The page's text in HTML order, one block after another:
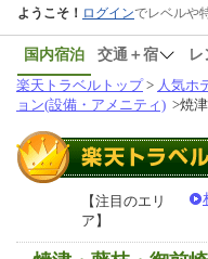
国内宿泊 交通＋宿 レ
楽天トラベルトップ> 人気ホ
ョン(設備・アメニティ) >焼
【注目のエリ
ア】